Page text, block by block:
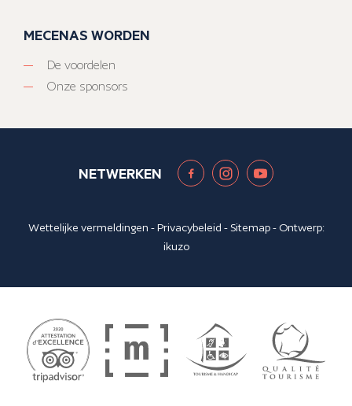
MECENAS WORDEN
De voordelen
Onze sponsors
NETWERKEN
Wettelijke vermeldingen -Privacybeleid - Sitemap- Ontwerp:
ikuzo